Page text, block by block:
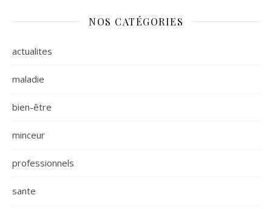
NOS CATÉGORIES
actualites
maladie
bien-être
minceur
professionnels
sante